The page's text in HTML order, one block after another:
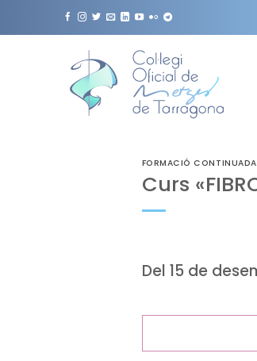
FORMACIÓ CONTINUADA
Curs
Del 15 de